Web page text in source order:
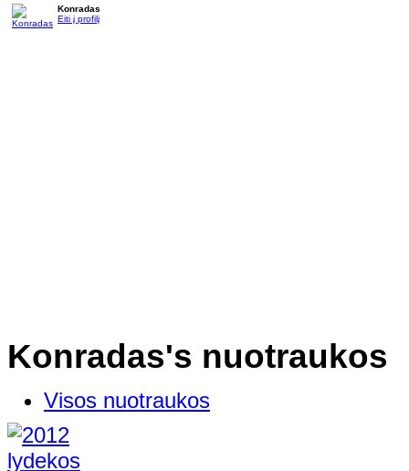
Konradas
Eiti į profilį
Konradas's nuotraukos
Visos nuotraukos